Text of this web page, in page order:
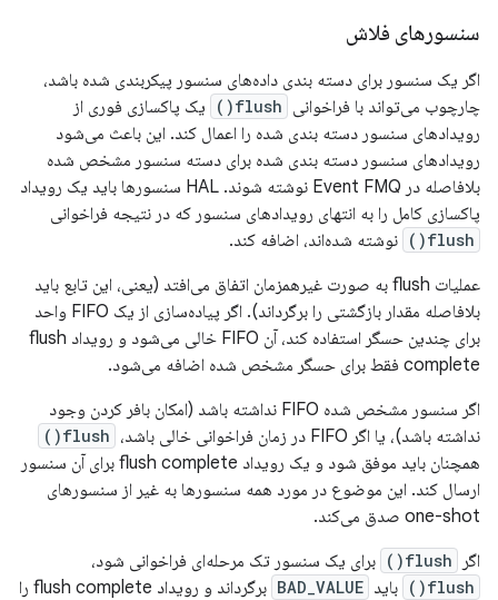
سنسورهای فلاش
اگر یک سنسور برای دسته بندی داده‌های سنسور پیکربندی شده باشد،
چارچوب می‌تواند با فراخوانی flush()
یک پاکسازی فوری از
رویدادهای سنسور دسته بندی شده را اعمال کند. این باعث می‌شود
رویدادهای سنسور دسته بندی شده برای دسته سنسور مشخص شده
بلافاصله در Event FMQ نوشته شوند. HAL سنسورها باید یک رویداد
پاکسازی کامل را به انتهای رویدادهای سنسور که در نتیجه فراخوانی
flush()
نوشته شده‌اند، اضافه کند.
عملیات flush به صورت غیرهمزمان اتفاق می‌افتد (یعنی، این تابع باید
بلافاصله مقدار بازگشتی را برگرداند). اگر پیاده‌سازی از یک FIFO واحد
برای چندین حسگر استفاده کند، آن FIFO خالی می‌شود و رویداد flush
complete فقط برای حسگر مشخص شده اضافه می‌شود.
اگر سنسور مشخص شده FIFO نداشته باشد (امکان بافر کردن وجود
نداشته باشد)، یا اگر FIFO در زمان فراخوانی خالی باشد،
flush()
همچنان باید موفق شود و یک رویداد flush complete برای آن سنسور
ارسال کند. این موضوع در مورد همه سنسورها به غیر از سنسورهای
one-shot صدق می‌کند.
اگر
flush() برای یک سنسور تک مرحله‌ای فراخوانی شود،
flush() باید BAD_VALUE
برگرداند و رویداد flush complete را